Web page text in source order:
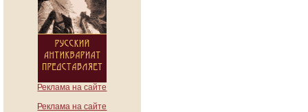
Реклама на сайте
Реклама на сайте